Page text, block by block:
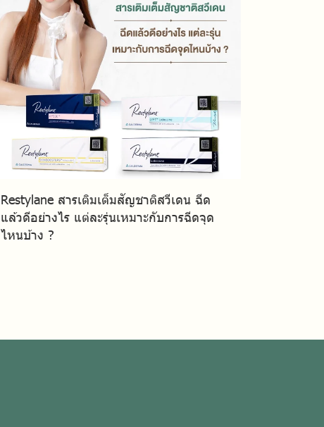
Restylane สารเติมเต็มสัญชาติสวีเดน ฉีด
แล้วดีอย่างไร แต่ละรุ่นเหมาะกับการฉีดจุด
ไหนบ้าง ?